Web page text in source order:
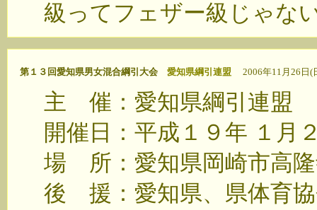
級ってフェザー級じゃな
第１３回愛知県男女混合綱引大会 愛知県綱引連盟 2006年11月26日(
主 催：愛知県綱引連盟
開催日：平成１９年 １
場 所：愛知県岡崎市
後 援：愛知県、県体育